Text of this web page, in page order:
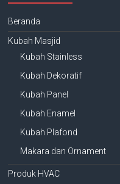
Beranda
Kubah Masjid
Kubah Stainless
Kubah Dekoratif
Kubah Panel
Kubah Enamel
Kubah Plafond
Makara dan Ornament
Produk HVAC